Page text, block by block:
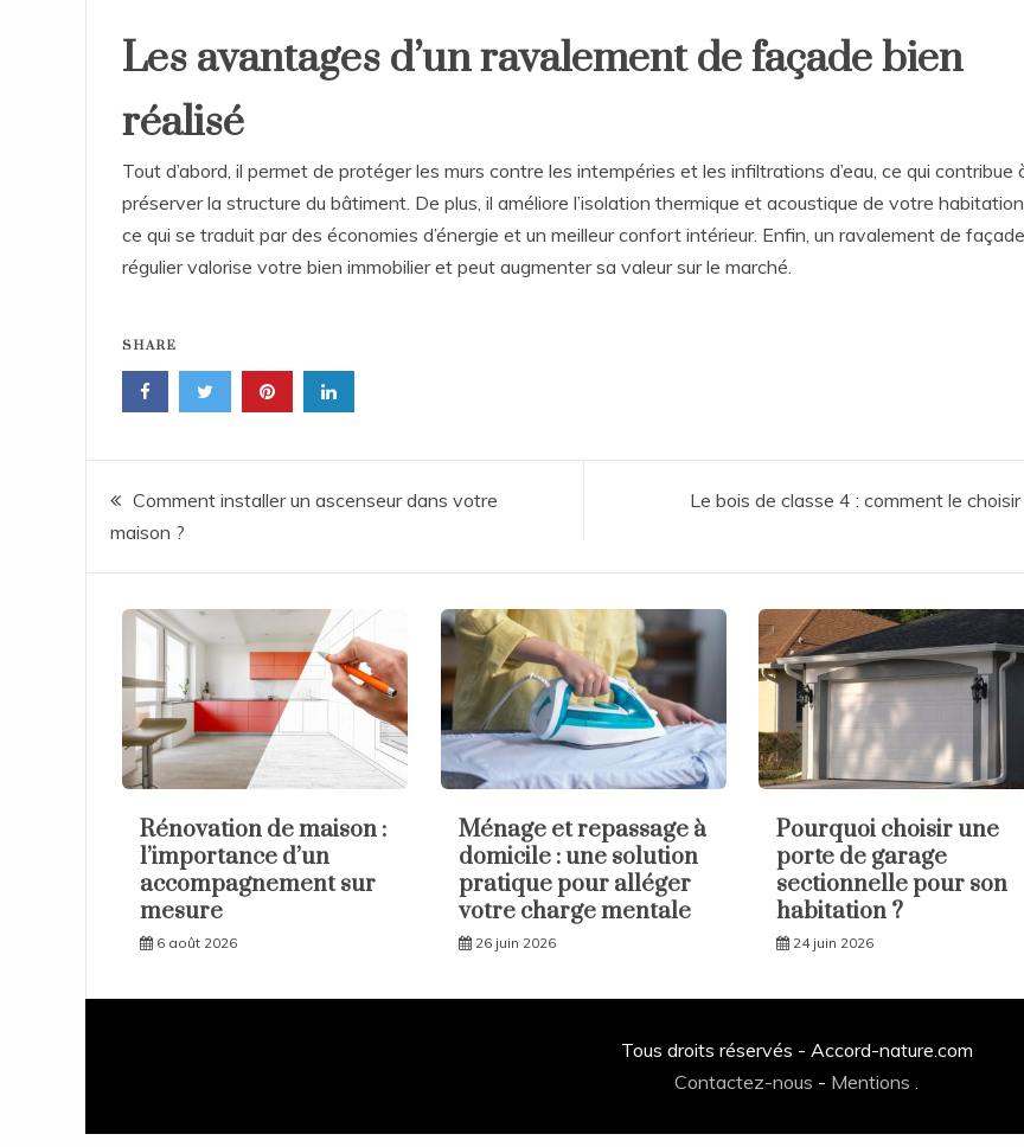
Les avantages d’un ravalement de façade bien
réalisé
Tout d’abord, il permet de protéger les murs contre les intempéries et les infiltrations d’eau, ce qui contribue
préserver la structure du bâtiment. De plus, il améliore l’isolation thermique et acoustique de votre habitation,
ce qui se traduit par des économies d’énergie et un meilleur confort intérieur. Enfin, un ravalement de façade
régulier valorise votre bien immobilier et peut augmenter sa valeur sur le marché.
SHARE
Navigation
de
l’article
Comment installer un ascenseur dans votre
maison ?
Le bois de classe 4 : comment le choisir
Rénovation de maison :
l’importance d’un
accompagnement sur
mesure
6 août 2026
Ménage et repassage à
domicile : une solution
pratique pour alléger
votre charge mentale
26 juin 2026
Pourquoi choisir une
porte de garage
sectionnelle pour son
habitation ?
24 juin 2026
Tous droits réservés - Accord-nature.com
Contactez-nous - Mentions